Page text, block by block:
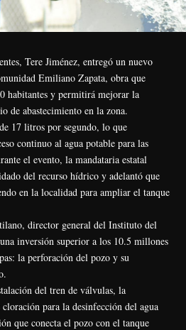
Tere Jiménez, entregó un nuevo
Emiliano Zapata, obra que
habitantes y permitirá mejorar la
de abastecimiento en la zona.
17 litros por segundo, lo que
continuo al agua potable para las
el evento, la mandataria estatal
del recurso hídrico y adelantó que
en la localidad para ampliar el tanque
director general del Instituto del
inversión superior a los 10.5 millones
la perforación del pozo y su
del tren de válvulas, la
para la desinfección del agua
que conecta el pozo con el tanque